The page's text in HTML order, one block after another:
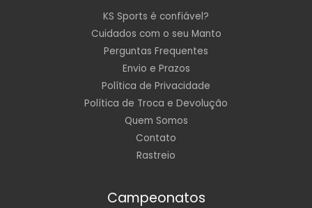
KS Sports é confiável?
Cuidados com o seu Manto
Perguntas Frequentes
Envio e Prazos
Política de Privacidade
Política de Troca e Devolução
Quem Somos
Contato
Rastreio
Campeonatos